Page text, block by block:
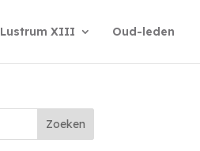
Lustrum XIII Oud-leden
Zoeken